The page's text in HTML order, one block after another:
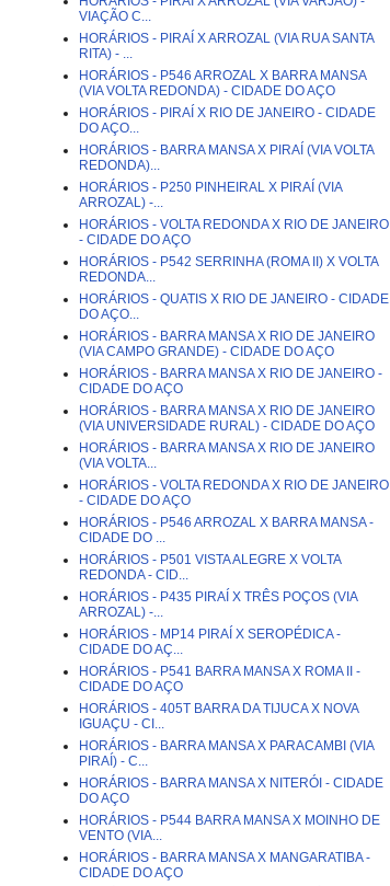
VIAÇÃO C...
HORÁRIOS - PIRAÍ X ARROZAL (VIA RUA SANTA
RITA) - ...
HORÁRIOS - P546 ARROZAL X BARRA MANSA
(VIA VOLTA REDONDA) - CIDADE DO AÇO
HORÁRIOS - PIRAÍ X RIO DE JANEIRO - CIDADE
DO AÇO...
HORÁRIOS - BARRA MANSA X PIRAÍ (VIA VOLTA
REDONDA)...
HORÁRIOS - P250 PINHEIRAL X PIRAÍ (VIA
ARROZAL) -...
HORÁRIOS - VOLTA REDONDA X RIO DE JANEIRO
- CIDADE DO AÇO
HORÁRIOS - P542 SERRINHA (ROMA II) X VOLTA
REDONDA...
HORÁRIOS - QUATIS X RIO DE JANEIRO - CIDADE
DO AÇO...
HORÁRIOS - BARRA MANSA X RIO DE JANEIRO
(VIA CAMPO GRANDE) - CIDADE DO AÇO
HORÁRIOS - BARRA MANSA X RIO DE JANEIRO -
CIDADE DO AÇO
HORÁRIOS - BARRA MANSA X RIO DE JANEIRO
(VIA UNIVERSIDADE RURAL) - CIDADE DO AÇO
HORÁRIOS - BARRA MANSA X RIO DE JANEIRO
(VIA VOLTA...
HORÁRIOS - VOLTA REDONDA X RIO DE JANEIRO
- CIDADE DO AÇO
HORÁRIOS - P546 ARROZAL X BARRA MANSA -
CIDADE DO ...
HORÁRIOS - P501 VISTA ALEGRE X VOLTA
REDONDA - CID...
HORÁRIOS - P435 PIRAÍ X TRÊS POÇOS (VIA
ARROZAL) -...
HORÁRIOS - MP14 PIRAÍ X SEROPÉDICA -
CIDADE DO AÇ...
HORÁRIOS - P541 BARRA MANSA X ROMA II -
CIDADE DO AÇO
HORÁRIOS - 405T BARRA DA TIJUCA X NOVA
IGUAÇU - CI...
HORÁRIOS - BARRA MANSA X PARACAMBI (VIA
PIRAÍ) - C...
HORÁRIOS - BARRA MANSA X NITERÓI - CIDADE
DO AÇO
HORÁRIOS - P544 BARRA MANSA X MOINHO DE
VENTO (VIA...
HORÁRIOS - BARRA MANSA X MANGARATIBA -
CIDADE DO AÇO